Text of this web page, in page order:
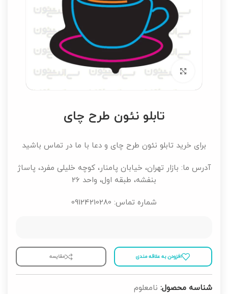
برای بزرگنمایی کلیک کنید
تابلو نئون طرح چای
برای خرید تابلو نئون طرح چای و دعا با ما در تماس باشید
آدرس ما: بازار تهران، خیابان پامنار، کوچه خلیلی مفرد، پاساژ
بنفشه، طبقه اول، واحد 26
شماره تماس: 09124210280
افزودن به علاقه مندی مقايسه
شناسه محصول: نامعلوم